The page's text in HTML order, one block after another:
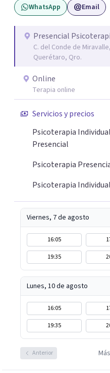
WhatsApp Email
Presencial
C. del Conde de
Querétaro, Qro.
Online
Terapia online
Servicios y precios
Psicoterapia Individual
Presencial
Psicoterapia
Psicoterapia
Viernes, 7 de agosto
16:05
19:35
Lunes, 10 de agosto
16:05
19:35
Anterior